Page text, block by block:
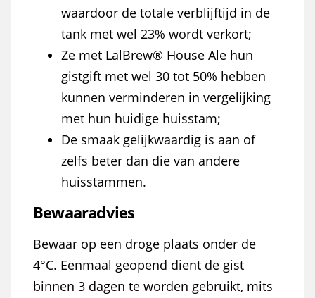
waardoor de totale verblijftijd in de
tank met wel 23% wordt verkort;
Ze met LalBrew® House Ale hun
gistgift met wel 30 tot 50% hebben
kunnen verminderen in vergelijking
met hun huidige huisstam;
De smaak gelijkwaardig is aan of
zelfs beter dan die van andere
huisstammen.
Bewaaradvies
Bewaar op een droge plaats onder de
4°C. Eenmaal geopend dient de gist
binnen 3 dagen te worden gebruikt, mits